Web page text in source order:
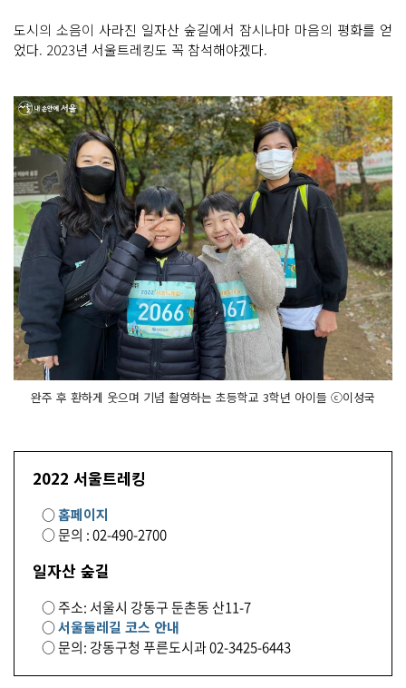
도시의 소음이 사라진 일자산 숲길에서 잠시나마 마음의 평화를 얻
었다. 2023년 서울트레킹도 꼭 참석해야겠다.
완주 후 환하게 웃으며 기념 촬영하는 초등학교 3학년 아이들 ⓒ이성국
2022 서울트레킹
○홈페이지
○ 문의 : 02-490-2700
일자산 숲길
○ 주소: 서울시 강동구 둔촌동 산11-7
○서울둘레길 코스 안내
○ 문의: 강동구청 푸른도시과 02-3425-6443